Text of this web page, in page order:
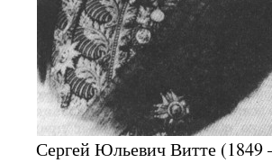
Сергей Юльевич Витте